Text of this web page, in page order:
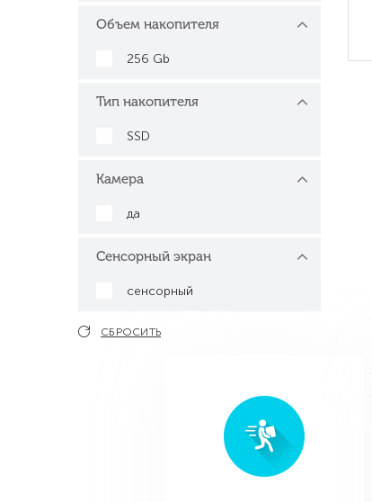
Объем накопителя
256 Gb
Тип накопителя
SSD
Камера
да
Сенсорный экран
сенсорный
СБРОСИТЬ